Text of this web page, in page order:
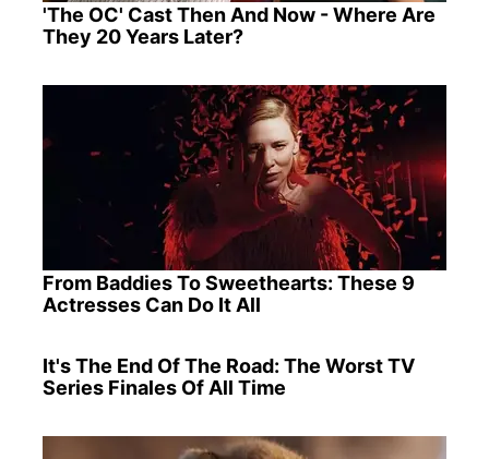
'The OC' Cast Then And Now - Where Are
They 20 Years Later?
From Baddies To Sweethearts: These 9
Actresses Can Do It All
It's The End Of The Road: The Worst TV
Series Finales Of All Time